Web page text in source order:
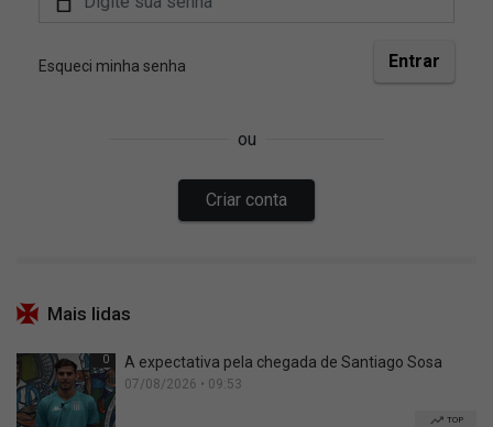
Mais lidas
0 A expectativa pela chegada de Santiago Sosa
07/08/2026 • 09:53
TOP